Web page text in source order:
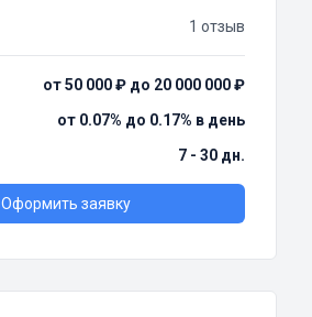
1 отзыв
от 50 000 ₽ до 20 000 000 ₽
от 0.07% до 0.17% в день
7 - 30 дн.
Оформить заявку